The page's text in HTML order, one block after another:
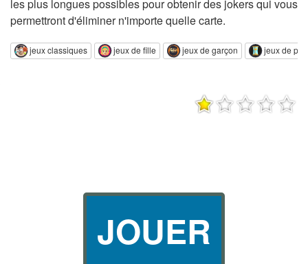
les plus longues possibles pour obtenir des jokers qui vous
permettront d'éliminer n'importe quelle carte.
jeux classiques jeux de fille jeux de garçon jeux de
JOUER